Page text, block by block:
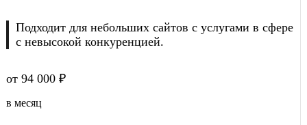
Подходит для небольших сайтов с услугами в сфере
с невысокой конкуренцией.
от 94 000 ₽
в месяц